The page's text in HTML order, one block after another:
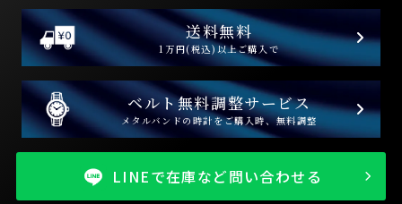
送料無料
1万円(税込)以上ご購入で
ベルト無料調整サービス
メタルバンドの時計をご購入時、無料調整
LINEで在庫など問い合わせる